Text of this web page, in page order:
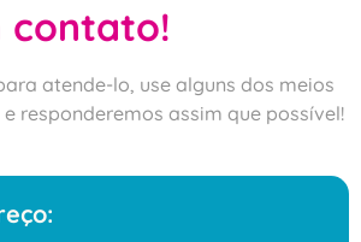
contato!
atende-lo, use alguns dos meios
responderemos assim que possível!